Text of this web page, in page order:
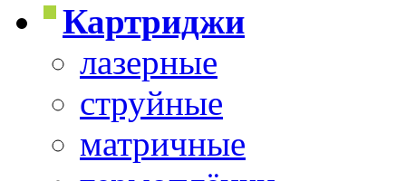
Картриджи
лазерные
струйные
матричные